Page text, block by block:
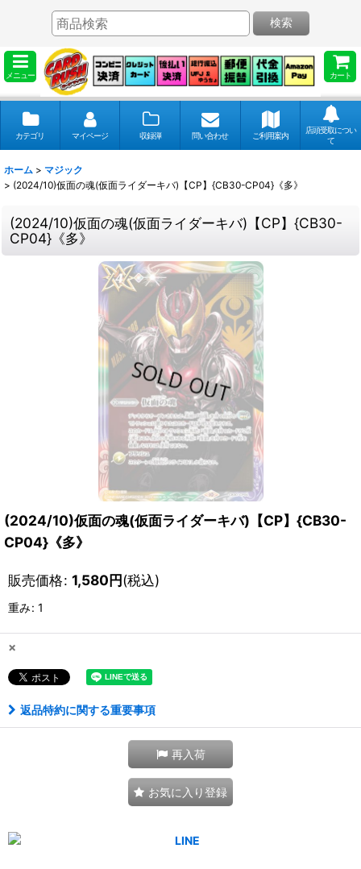
メニュー カート
検索
カテゴリ マイページ 収録弾 問い合わせ ご利用案内
店頭受取につい
て
ホーム > マジック
> (2024/10)仮面の魂(仮面ライダーキバ)【CP】{CB30-CP04}《多》
(2024/10)仮面の魂(仮面ライダーキバ)【CP】{CB30-
CP04}《多》
(2024/10)仮面の魂(仮面ライダーキバ)【CP】{CB30-
CP04}《多》
販売価格: 1,580円(税込)
重み: 1
×
返品特約に関する重要事項
再入荷
お気に入り登録